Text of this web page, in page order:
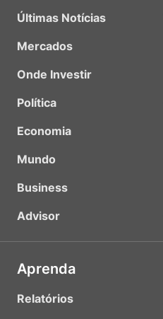
Últimas Notícias
Mercados
Onde Investir
Política
Economia
Mundo
Business
Advisor
Aprenda
Relatórios